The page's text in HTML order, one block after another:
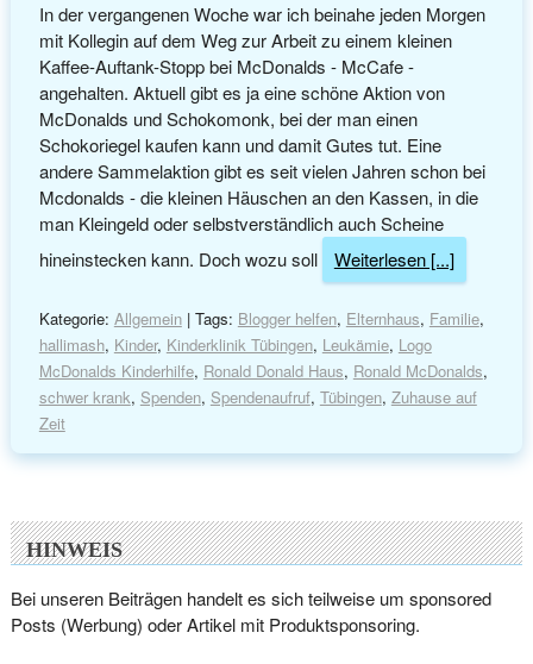
In der vergangenen Woche war ich beinahe jeden Morgen
mit Kollegin auf dem Weg zur Arbeit zu einem kleinen
Kaffee-Auftank-Stopp bei McDonalds - McCafe -
angehalten. Aktuell gibt es ja eine schöne Aktion von
McDonalds und Schokomonk, bei der man einen
Schokoriegel kaufen kann und damit Gutes tut. Eine
andere Sammelaktion gibt es seit vielen Jahren schon bei
Mcdonalds - die kleinen Häuschen an den Kassen, in die
man Kleingeld oder selbstverständlich auch Scheine
hineinstecken kann. Doch wozu soll
Weiterlesen [...]
Kategorie: Allgemein| Tags: Blogger helfen, Elternhaus, Familie,
hallimash, Kinder, Kinderklinik Tübingen, Leukämie, Logo
McDonalds Kinderhilfe, Ronald Donald Haus, Ronald McDonalds,
schwer krank, Spenden, Spendenaufruf, Tübingen, Zuhause auf
Zeit
HINWEIS
Bei unseren Beiträgen handelt es sich teilweise um sponsored
Posts (Werbung) oder Artikel mit Produktsponsoring.